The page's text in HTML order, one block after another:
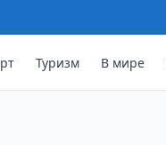
Туризм В мире